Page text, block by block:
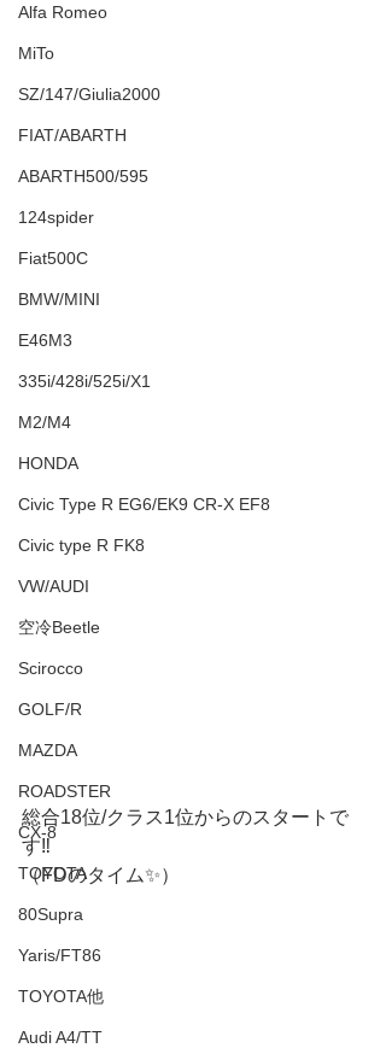
Alfa Romeo
MiTo
SZ/147/Giulia2000
FIAT/ABARTH
ABARTH500/595
124spider
Fiat500C
BMW/MINI
E46M3
335i/428i/525i/X1
M2/M4
HONDA
Civic Type R EG6/EK9 CR-X EF8
Civic type R FK8
VW/AUDI
空冷Beetle
Scirocco
GOLF/R
MAZDA
ROADSTER
CX-8
TOYOTA
80Supra
Yaris/FT86
TOYOTA他
Audi A4/TT
総合18位/クラス1位からのスタートで
す‼️
（FDのタイム✨）